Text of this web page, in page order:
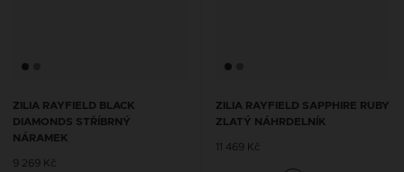
ZILIA RAYFIELD BLACK
DIAMONDS STŘÍBRNÝ
NÁRAMEK
9 269 Kč
ZILIA RAYFIELD SAPPHIRE RUBY
ZLATÝ NÁHRDELNÍK
11 469 Kč